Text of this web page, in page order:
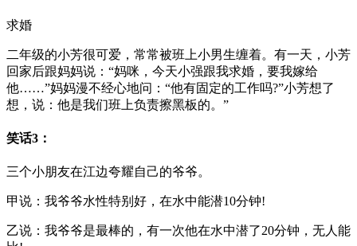
求婚
二年级的小芳很可爱，常常被班上小男生缠着。有一天，小芳
回家后跟妈妈说：“妈咪，今天小强跟我求婚，要我嫁给
他……”妈妈漫不经心地问：“他有固定的工作吗?”小芳想了
想，说：他是我们班上负责擦黑板的。”
笑话3：
三个小朋友在江边夸耀自己的爷爷。
甲说：我爷爷水性特别好，在水中能潜10分钟!
乙说：我爷爷是最棒的，有一次他在水中潜了20分钟，无人能